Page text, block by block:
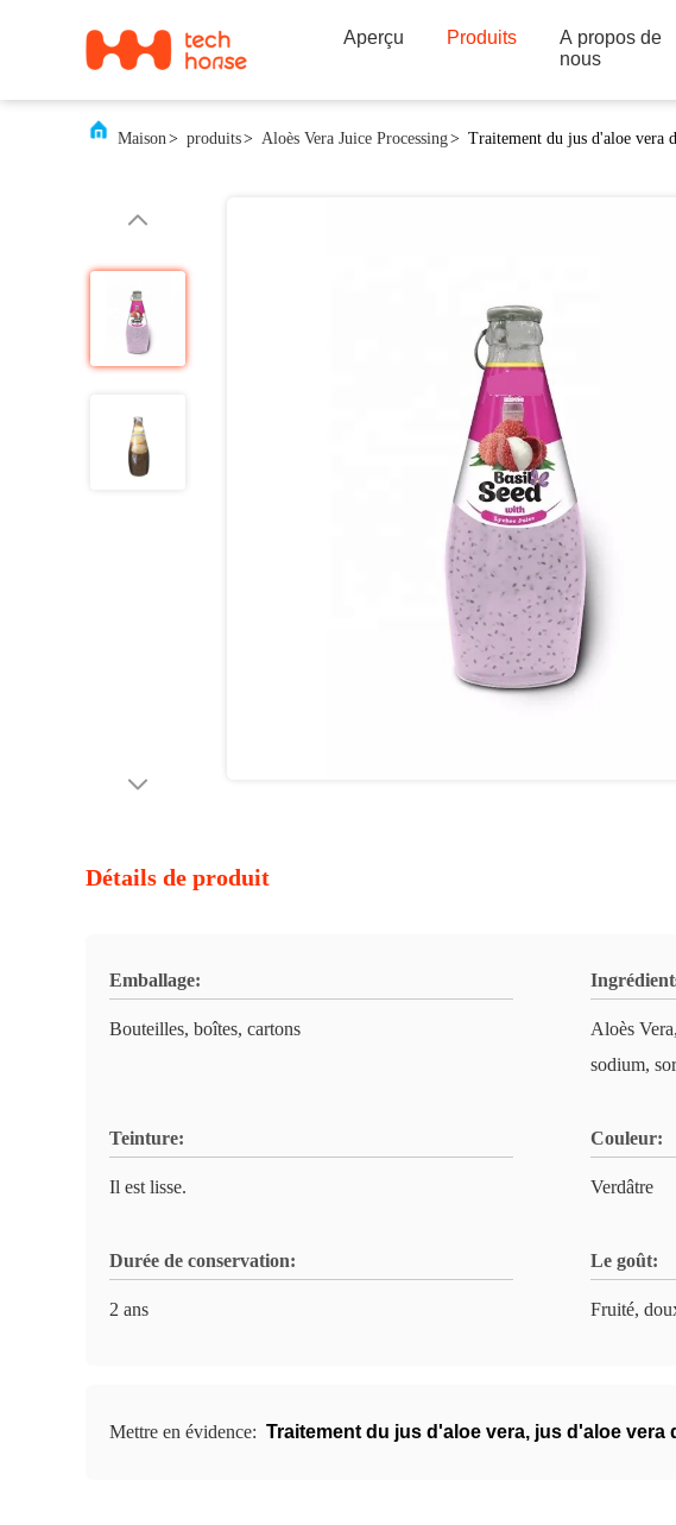
Aperçu Produits
A propos de
nous
Maison> produits> Aloès Vera Juice Processing> Traitement du jus d'aloe vera
Détails de produit
Emballage:
Bouteilles, boîtes, cartons
Aloès
sodium,
Teinture:
Il est lisse.
Couleur:
Verdâtre
Durée de conservation:
2 ans
Le goût:
Fruité,
Mettre en évidence: Traitement du jus d'aloe vera, jus d'aloe vera